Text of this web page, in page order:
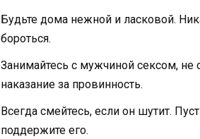
Будьте дома нежной и ласковой.
бороться.
Занимайтесь с мужчиной сексом, не
наказание за провинность.
Всегда смейтесь, если он шутит.
поддержите его.